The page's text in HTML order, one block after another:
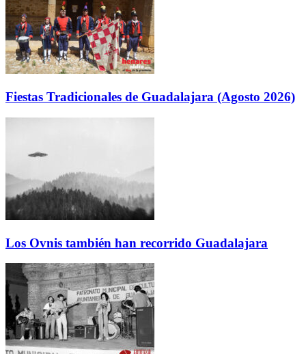
Fiestas Tradicionales de Guadalajara (Agosto 2026)
Los Ovnis también han recorrido Guadalajara